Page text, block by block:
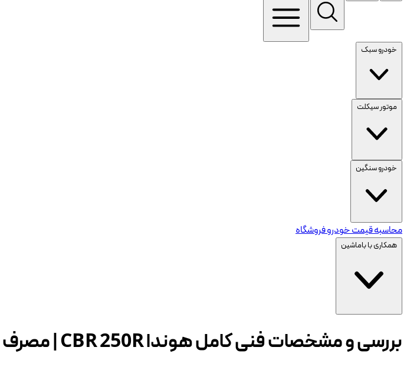
خودرو سبک
موتور سیکلت
خودرو سنگین
محاسبه قیمت خودروفروشگاه
همکاری با باماشین
بررسی و مشخصات فنی کامل هوندا CBR 250R | مصرف سوخت، شتاب، آپشن‌ها و ارزش خرید در ایران